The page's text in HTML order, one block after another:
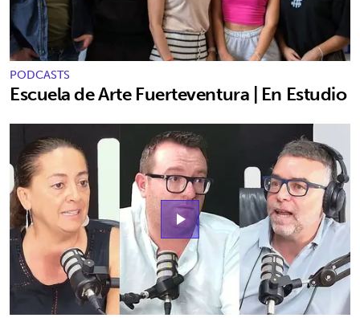
PODCASTS
Escuela de Arte Fuerteventura | En Estudio
play_arrow